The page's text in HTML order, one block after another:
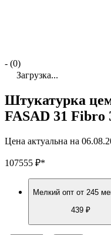
- (0)
Загрузка...
Штукатурка
FASAD 31
Цена актуальна на
107555 ₽*
Мелкий опт от 245
439 ₽